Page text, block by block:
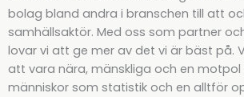
bolag bland andra i branschen till att
samhällsaktör. Med oss som partner
lovar vi att ge mer av det vi är bäst på.
att vara nära, mänskliga och en motpol
människor som statistik och en alltför